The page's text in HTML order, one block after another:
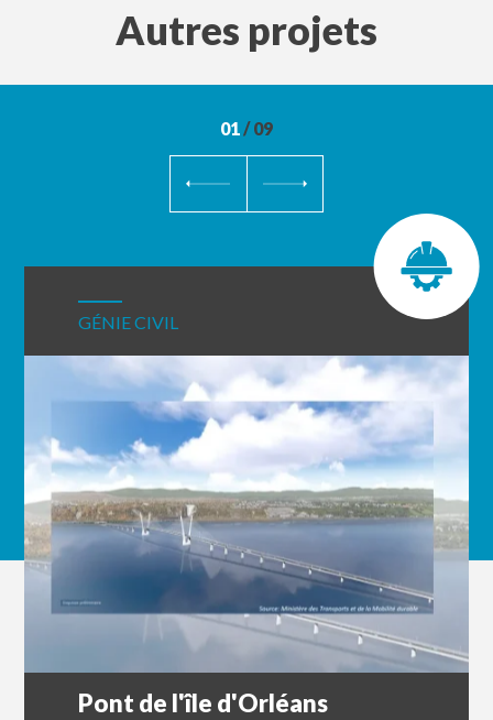
Autres projets
01/09
GÉNIE CIVIL
Pont de l'île d'Orléans